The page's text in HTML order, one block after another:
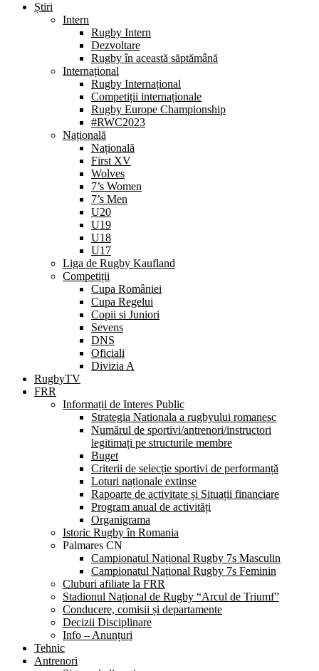
Știri
Intern
Rugby Intern
Dezvoltare
Rugby în această săptămână
Internațional
Rugby Internațional
Competiții internaționale
Rugby Europe Championship
#RWC2023
Națională
Națională
First XV
Wolves
7’s Women
7’s Men
U20
U19
U18
U17
Liga de Rugby Kaufland
Competiții
Cupa României
Cupa Regelui
Copii si Juniori
Sevens
DNS
Oficiali
Divizia A
RugbyTV
FRR
Informații de Interes Public
Strategia Nationala a rugbyului romanesc
Numărul de sportivi/antrenori/instructori
legitimați pe structurile membre
Buget
Criterii de selecție sportivi de performanță
Loturi naționale extinse
Rapoarte de activitate și Situații financiare
Program anual de activități
Organigrama
Istoric Rugby în Romania
Palmares CN
Campionatul Național Rugby 7s Masculin
Campionatul Național Rugby 7s Feminin
Cluburi afiliate la FRR
Stadionul Național de Rugby “Arcul de Triumf”
Conducere, comisii și departamente
Decizii Disciplinare
Info – Anunțuri
Tehnic
Antrenori